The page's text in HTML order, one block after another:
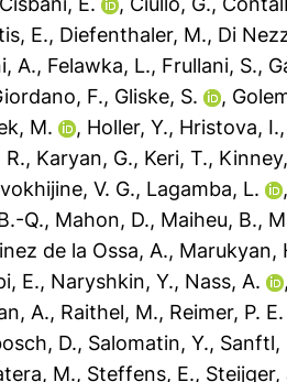
E., Diefenthaler, M., Di
A., Felawka, L., Frullani, S.,
F., Gliske, S. ,
M. , Holler, Y., Hristova, I.
R., Karyan, G., Keri, T.,
V. G., Lagamba, L.
Q., Mahon, D., Maiheu, B.,
de la Ossa, A., Marukyan,
E., Naryshkin, Y., Nass, A.
A., Raithel, M., Reimer, P. E.
D., Salomatin, Y., Sanftl,
M., Steffens, E., Steijger,